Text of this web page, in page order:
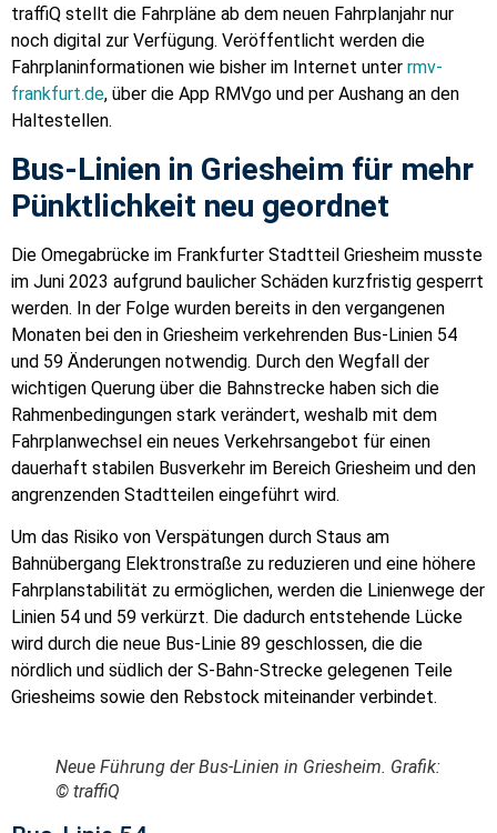
traffiQ stellt die Fahrpläne ab dem neuen Fahrplanjahr nur
noch digital zur Verfügung. Veröffentlicht werden die
Fahrplaninformationen wie bisher im Internet unter rmv-
frankfurt.de, über die App RMVgo und per Aushang an den
Haltestellen.
Bus-Linien in Griesheim für mehr
Pünktlichkeit neu geordnet
Die Omegabrücke im Frankfurter Stadtteil Griesheim musste
im Juni 2023 aufgrund baulicher Schäden kurzfristig gesperrt
werden. In der Folge wurden bereits in den vergangenen
Monaten bei den in Griesheim verkehrenden Bus-Linien 54
und 59 Änderungen notwendig. Durch den Wegfall der
wichtigen Querung über die Bahnstrecke haben sich die
Rahmenbedingungen stark verändert, weshalb mit dem
Fahrplanwechsel ein neues Verkehrsangebot für einen
dauerhaft stabilen Busverkehr im Bereich Griesheim und den
angrenzenden Stadtteilen eingeführt wird.
Um das Risiko von Verspätungen durch Staus am
Bahnübergang Elektronstraße zu reduzieren und eine höhere
Fahrplanstabilität zu ermöglichen, werden die Linienwege der
Linien 54 und 59 verkürzt. Die dadurch entstehende Lücke
wird durch die neue Bus-Linie 89 geschlossen, die die
nördlich und südlich der S-Bahn-Strecke gelegenen Teile
Griesheims sowie den Rebstock miteinander verbindet.
Neue Führung der Bus-Linien in Griesheim. Grafik:
© traffiQ